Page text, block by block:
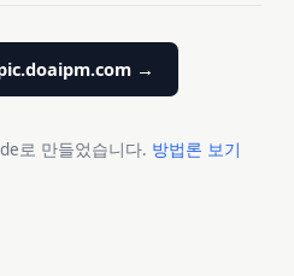
→
로 만들었습니다. 방법론 보기